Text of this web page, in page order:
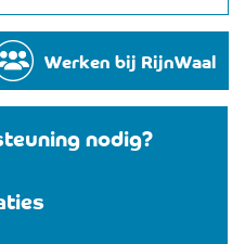
Werken bij RijnWaal
nodig?